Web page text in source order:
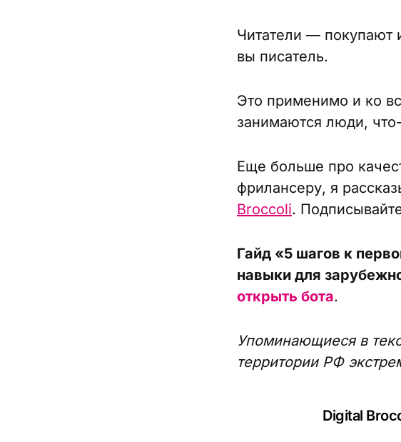
Читатели — покупают
вы писатель.
Это применимо и ко
занимаются люди,
Еще больше про
фрилансеру, я
Broccoli.
Гайд «5 шагов к
навыки для
открыть бота.
Упоминающиеся в
территории РФ
Digital